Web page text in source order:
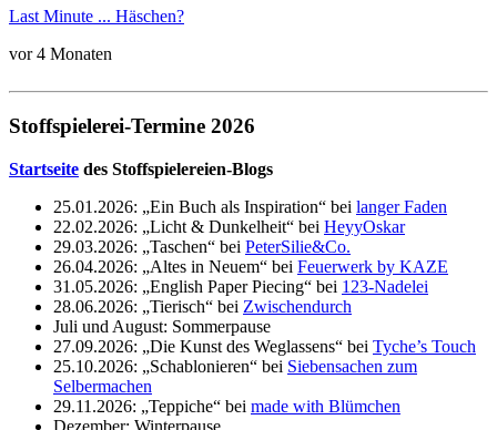
Last Minute ... Häschen?
vor 4 Monaten
Stoffspielerei-Termine 2026
Startseite des Stoffspielereien-Blogs
25.01.2026: „Ein Buch als Inspiration“ bei langer Faden
22.02.2026: „Licht & Dunkelheit“ bei HeyyOskar
29.03.2026: „Taschen“ bei PeterSilie&Co.
26.04.2026: „Altes in Neuem“ bei Feuerwerk by KAZE
31.05.2026: „English Paper Piecing“ bei 123-Nadelei
28.06.2026: „Tierisch“ bei Zwischendurch
Juli und August: Sommerpause
27.09.2026: „Die Kunst des Weglassens“ bei Tyche’s Touch
25.10.2026: „Schablonieren“ bei Siebensachen zum
Selbermachen
29.11.2026: „Teppiche“ bei made with Blümchen
Dezember: Winterpause